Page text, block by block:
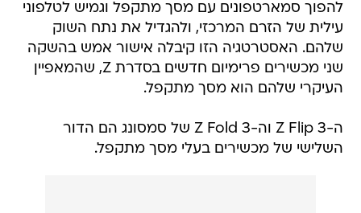
להפוך סמארטפונים עם מסך מתקפל וגמיש לטלפוני
עילית של הזרם המרכזי, ולהגדיל את נתח השוק
שלהם. האסטרטגיה הזו קיבלה אישור אמש בהשקה
שני מכשירים פרימיום חדשים בסדרת Z, שהמאפיין
העיקרי שלהם הוא מסך מתקפל.
ה-Z Flip 3 וה-Z Fold 3 של סמסונג הם הדור
השלישי של מכשירים בעלי מסך מתקפל.